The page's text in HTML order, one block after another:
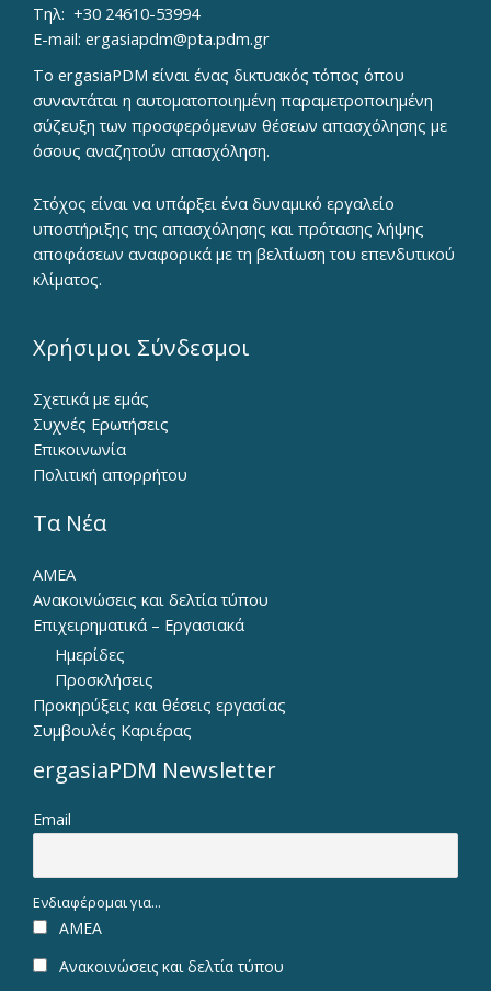
Τηλ: +30 24610-53994
E-mail: ergasiapdm@pta.pdm.gr
To ergasiaPDM είναι ένας δικτυακός τόπος όπου
συναντάται η αυτοματοποιημένη παραμετροποιημένη
σύζευξη των προσφερόμενων θέσεων απασχόλησης με
όσους αναζητούν απασχόληση.
Στόχος είναι να υπάρξει ένα δυναμικό εργαλείο
υποστήριξης της απασχόλησης και πρότασης λήψης
αποφάσεων αναφορικά με τη βελτίωση του επενδυτικού
κλίματος.
Χρήσιμοι Σύνδεσμοι
Σχετικά με εμάς
Συχνές Ερωτήσεις
Επικοινωνία
Πολιτική απορρήτου
Τα Νέα
ΑΜΕΑ
Ανακοινώσεις και δελτία τύπου
Επιχειρηματικά – Εργασιακά
Ημερίδες
Προσκλήσεις
Προκηρύξεις και θέσεις εργασίας
Συμβουλές Καριέρας
ergasiaPDM Newsletter
Email
Ενδιαφέρομαι για...
ΑΜΕΑ
Ανακοινώσεις και δελτία τύπου